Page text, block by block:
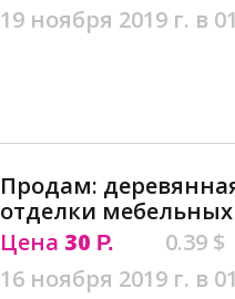
19 ноября 2019 г. в
Продам:
отделки
Цена 30 Р.
0.39 $
16 ноября 2019 г. в